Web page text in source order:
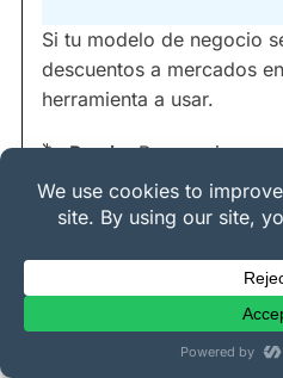
Si tu modelo de negocio
descuentos a mercados
herramienta a usar.
🏷Precio:Pro comienza
Cómo Elegir
Con tantas opciones,
recomiendo hacerte tres